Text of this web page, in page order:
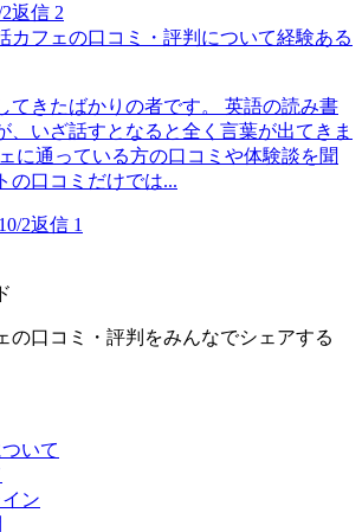
返信 2
カフェの口コミ・評判について経験ある
てきたばかりの者です。 英語の読み書
、いざ話すとなると全く言葉が出てきま
に通っている方の口コミや体験談を聞
の口コミだけでは...
2返信 1
の口コミ・評判をみんなでシェアする
いて
ン